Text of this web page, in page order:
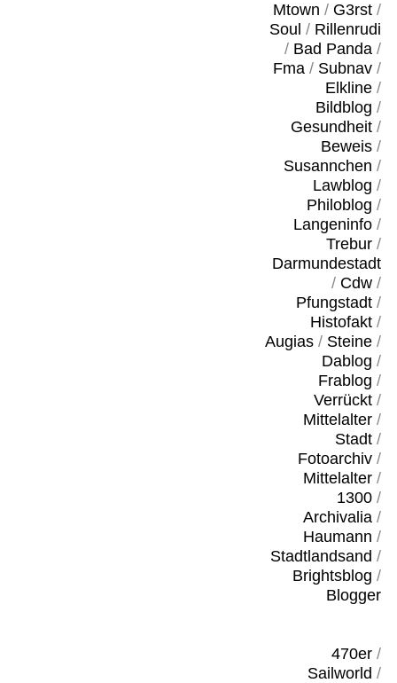
Mtown / G3rst/
Soul / Rillenrudi
/ Bad Panda/
Fma/ Subnav/
Elkline/
Bildblog /
Gesundheit/
Beweis/
Susannchen /
Lawblog /
Philoblog /
Langeninfo/
Trebur/
Darmundestadt
/ Cdw/
Pfungstadt/
Histofakt/
Augias/ Steine/
Dablog /
Frablog /
Verrückt/
Mittelalter/
Stadt/
Fotoarchiv/
Mittelalter/
1300/
Archivalia/
Haumann /
Stadtlandsand /
Brightsblog /
Blogger
470er/
Sailworld /